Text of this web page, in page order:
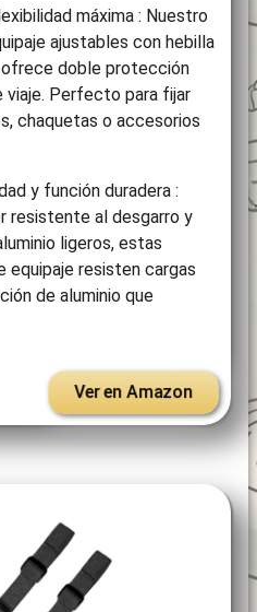
máxima : Nuestro
ajustables con hebilla
doble protección
viaje. Perfecto para fijar
chaquetas o accesorios
y función duradera :
resistente al desgarro y
ligeros, estas
equipaje resisten cargas
de aluminio que
Ver en Amazon